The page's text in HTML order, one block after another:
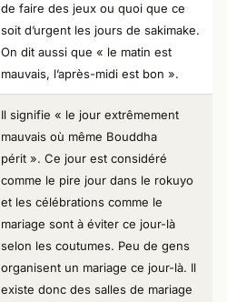
de faire des jeux ou quoi que ce
soit d’urgent les jours de sakimake.
On dit aussi que « le matin est
mauvais, l’après-midi est bon ».
Il signifie « le jour extrêmement
mauvais où même Bouddha
périt ». Ce jour est considéré
comme le pire jour dans le rokuyo
et les célébrations comme le
mariage sont à éviter ce jour-là
selon les coutumes. Peu de gens
organisent un mariage ce jour-là. Il
existe donc des salles de mariage